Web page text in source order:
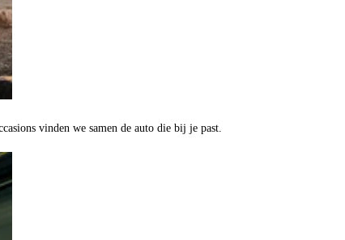
vinden we samen de auto die bij je past.